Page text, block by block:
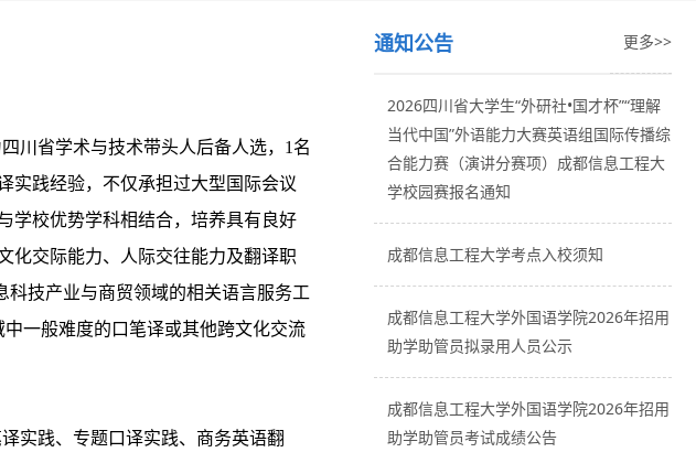
川省学术与技术带头人后备人选，1名
实践经验，不仅承担过大型国际会议
学校优势学科相结合，培养具有良好
化交际能力、人际交往能力及翻译职
技产业与商贸领域的相关语言服务工
一般难度的口笔译或其他跨文化交流
实践、专题口译实践、商务英语翻
通知公告 更多>>
2026四川省大学生“外研社•国才杯”“理解
当代中国”外语能力大赛英语组国际传播综
合能力赛（演讲分赛项）成都信息工程大
学校园赛报名通知
成都信息工程大学考点入校须知
成都信息工程大学外国语学院2026年招用
助学助管员拟录用人员公示
成都信息工程大学外国语学院2026年招用
助学助管员考试成绩公告